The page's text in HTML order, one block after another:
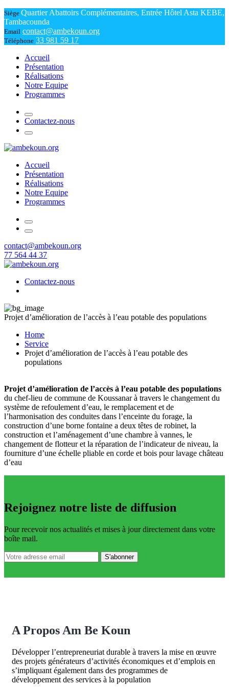
Siège Quartier Abattoirs Complémentaires, Entrée Hôtel Asta KEBE,
Tambacounda
Email contact@ambekoun.org
Téléphone 33 981 59 17
Accueil
Présentation
Réalisations
Notre Equipe
Programmes
Contactez-nous
Accueil
Présentation
Réalisations
Notre Equipe
Programmes
contact@ambekoun.org
77 564 44 37
Contactez-nous
Projet d’amélioration de l’accès à l’eau potable des populations
Home
Service
Projet d’amélioration de l’accès à l’eau potable des
populations
Projet d’amélioration de l’accès à l’eau potable des populations
du chef-lieu de commune de Koussanar à travers le changement du
système de refoulement d’eau, le remplacement et de
l’harmonisation des conduites dans l’enceinte du forage, la
construction d’une borne fontaine a deux têtes de robinet, la
construction et l’aménagement d’une chambre à vannes, le
changement de flotteur et la réparation de l’indicateur de niveau, la
fourniture d’une échelle pliable en corde et bois pour lavage château
d’eau
Rejoignez notre liste de diffusion
Pour recevoir nos actualités et mises à jour directement dans votre
boîte mail.
A Propos Am Be Koun
Développer l’entrepreneuriat durable à travers la mise en œuvre
des projets générateurs d’activités économiques et d’emplois en
s’impliquant également dans des programmes de
développement des services à la population